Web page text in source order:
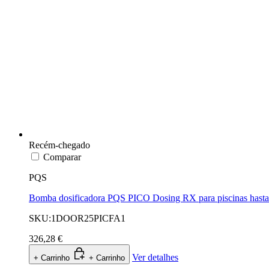
Recém-chegado
Comparar
PQS
Bomba dosificadora PQS PICO Dosing RX para piscinas
SKU:1DOOR25PICFA1
326,28 €
+ Carrinho + Carrinho Ver detalhes